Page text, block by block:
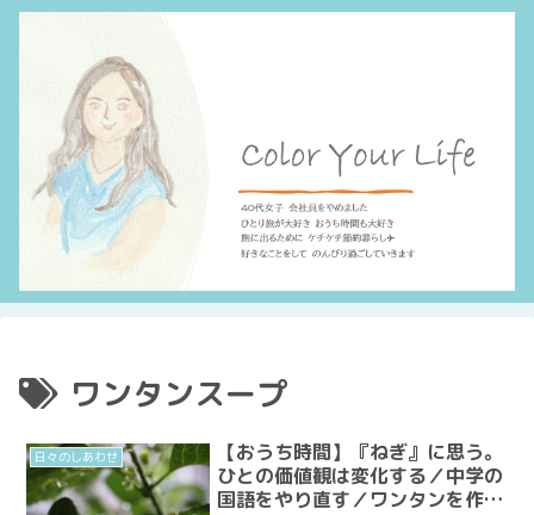
ワンタンスープ
日々のしあわせ
【おうち時間】『ねぎ』に思う。
ひとの価値観は変化する／中学の
国語をやり直す／ワンタンを作っ